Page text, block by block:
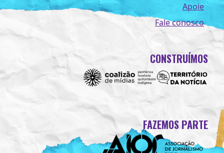
Apoie
Fale conosco
CONSTRUÍMOS
FAZEMOS PARTE